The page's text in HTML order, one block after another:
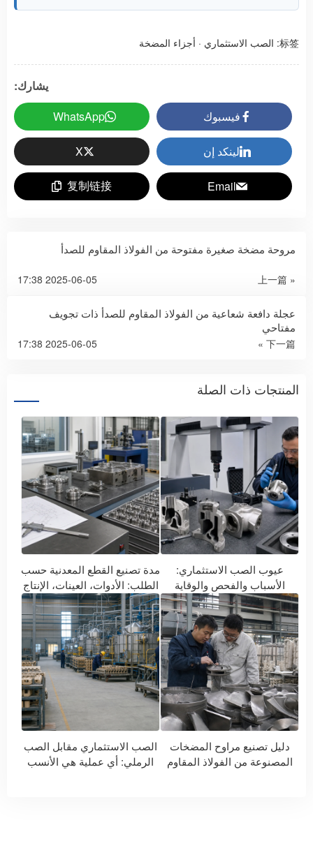
标签: الصب الاستثماري · أجزاء المضخة
يشارك:
فيسبوك
WhatsApp
لينكد إن X
Email
复制链接
مروحة مضخة صغيرة مفتوحة من الفولاذ المقاوم للصدأ
« 上一篇
2025-06-05 17:38
عجلة دافعة شعاعية من الفولاذ المقاوم للصدأ ذات تجويف
مفتاحي
下一篇 »
2025-06-05 17:38
المنتجات ذات الصلة
عيوب الصب الاستثماري:
الأسباب والفحص والوقاية
مدة تصنيع القطع المعدنية حسب
الطلب: الأدوات، العينات، الإنتاج
والتسليم
دليل تصنيع مراوح المضخات
المصنوعة من الفولاذ المقاوم
الصب الاستثماري مقابل الصب
الرملي: أي عملية هي الأنسب